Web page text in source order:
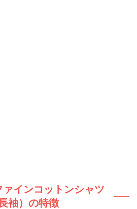
インコットンシャツ
長袖）の特徴